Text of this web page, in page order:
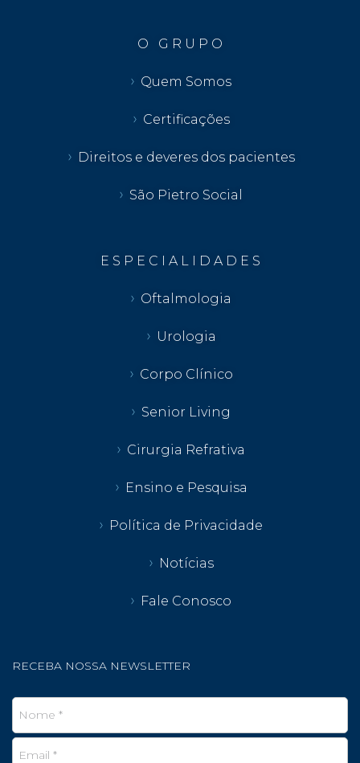
O G R U P O
Quem Somos
Certificações
Direitos e deveres dos pacientes
São Pietro Social
E S P E C I A L I D A D E S
Oftalmologia
Urologia
Corpo Clínico
Senior Living
Cirurgia Refrativa
Ensino e Pesquisa
Política de Privacidade
Notícias
Fale Conosco
RECEBA NOSSA NEWSLETTER